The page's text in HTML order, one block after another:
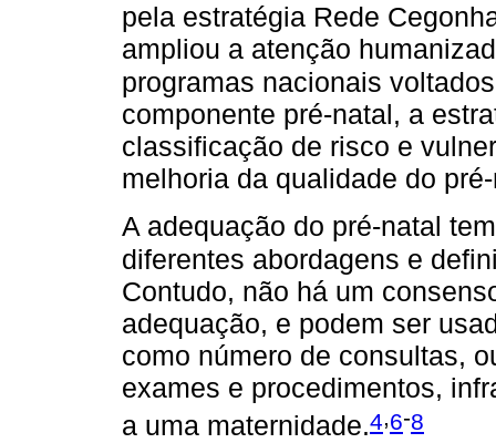
pela estratégia Rede
ampliou a atenção
programas nacionais
componente pré-natal, a
classificação de risco e
melhoria da qualidade do
A adequação do pré-natal
diferentes abordagens e
Contudo, não há um
adequação, e podem ser
como número de consultas,
exames e procedimentos,
a uma maternidade.4,6-8